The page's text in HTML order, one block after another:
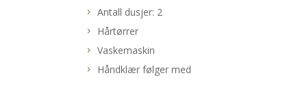
Antall dusjer: 2
Hårtørrer
Vaskemaskin
Håndklær følger med